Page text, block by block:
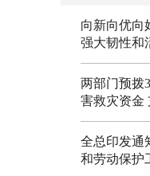
向新向优向
强大韧性和
两部门预拨
害救灾资金
全总印发通
和劳动保护